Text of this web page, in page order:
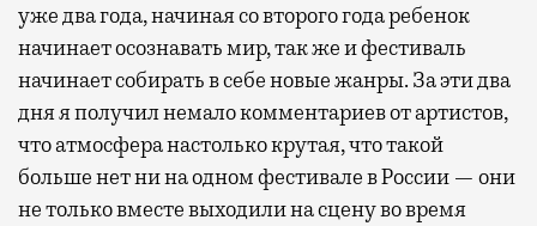
уже два года, начиная со второго года ребенок
начинает осознавать мир, так же и фестиваль
начинает собирать в себе новые жанры. За эти два
дня я получил немало комментариев от артистов,
что атмосфера настолько крутая, что такой
больше нет ни на одном фестивале в России — они
не только вместе выходили на сцену во время